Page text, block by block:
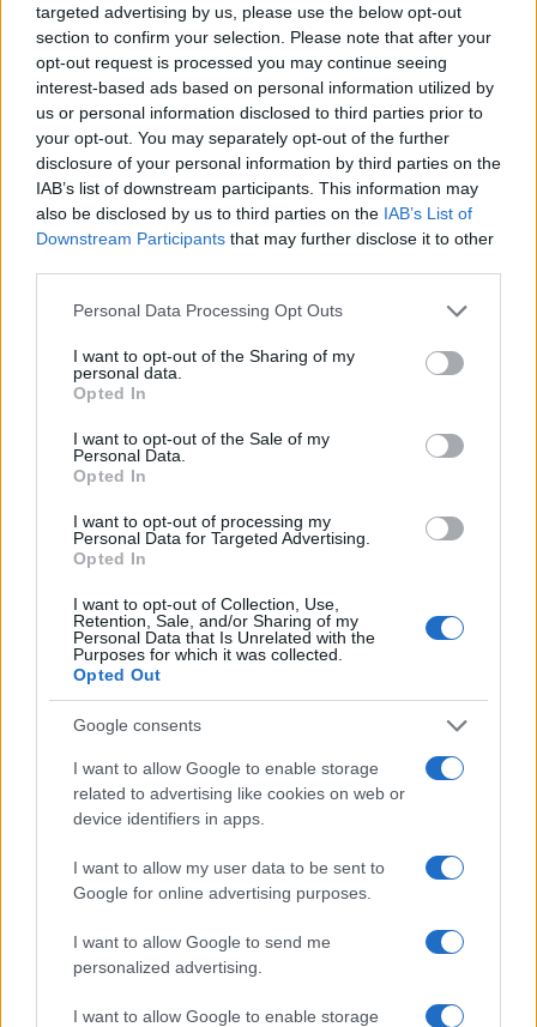
targeted advertising by us, please use the below opt-out
section to confirm your selection. Please note that after your
opt-out request is processed you may continue seeing
interest-based ads based on personal information utilized by
us or personal information disclosed to third parties prior to
your opt-out. You may separately opt-out of the further
disclosure of your personal information by third parties on the
IAB’s list of downstream participants. This information may
also be disclosed by us to third parties on the IAB’s List of
Downstream Participants that may further disclose it to other
Please note that this website/app uses one or more Google
not limited to your visit or usage behaviour. You may click to
grant or deny consent to Google and its third-party tags to
use your data for below specified purposes in below Google
consent section.
Personal Data Processing Opt Outs
I want to opt-out of the Sharing of my
personal data.
Opted In
I want to opt-out of the Sale of my
Personal Data.
Opted In
I want to opt-out of processing my
Personal Data for Targeted Advertising.
Opted In
I want to opt-out of Collection, Use,
Retention, Sale, and/or Sharing of my
Personal Data that Is Unrelated with the
Purposes for which it was collected.
Opted Out
Google consents
I want to allow Google to enable storage
related to advertising like cookies on web or
device identifiers in apps.
I want to allow my user data to be sent to
Google for online advertising purposes.
I want to allow Google to send me
personalized advertising.
I want to allow Google to enable storage
Continua a leggere
FUORI PORTA
Odissea e Spider-Man: i film che hanno rivoluzionato
l’estate al cinema
Alessandro Tassinari · 5 Ago 2026
FUORI PORTA